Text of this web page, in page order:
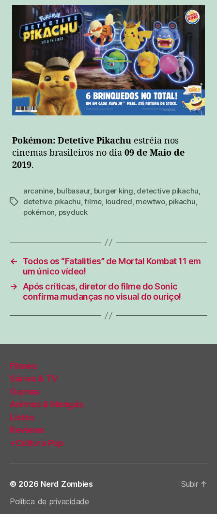
Pokémon: Detetive Pikachu estréia nos
cinemas brasileiros no dia 09 de Maio de
2019.
tags
arcanine, bulbasaur, burger king, detective pikachu,
detetive pikachu,filme, loudred, mewtwo, pikachu,
pokémon, psyduck
←
Todos os “Fatalities” de Mortal Kombat 11 em
um único vídeo!
→
Após críticas, diretor do filme do Sonic
confirma mudanças no visual do ouriço!
Filmes
Séries & TV
Games
Animes & Mangás
Listas
Reviews
+Cultura Pop
© 2026 Nerd Zombies
Política de privacidade
Subir ↑